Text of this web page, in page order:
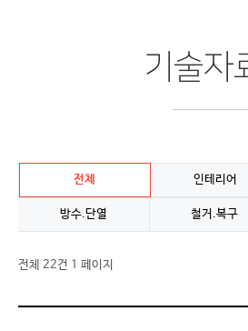
기술자
전체 인테리어
방수.단열 철거.복구
전체 22건 1 페이지